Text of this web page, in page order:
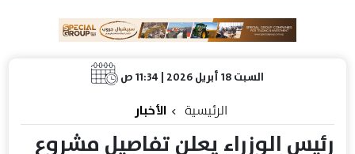
السبت 18 أبريل 2026 | 11:34 ص
الرئيسية الأخبار
رئيس الوزراء يعلن تفاصيل مشروع